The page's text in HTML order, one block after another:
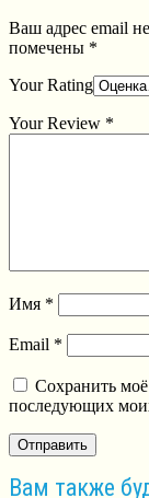
Ваш адрес email
помечены *
Your Rating
Your Review *
Имя *
Email *
Сохранить моё
последующих
Вам также